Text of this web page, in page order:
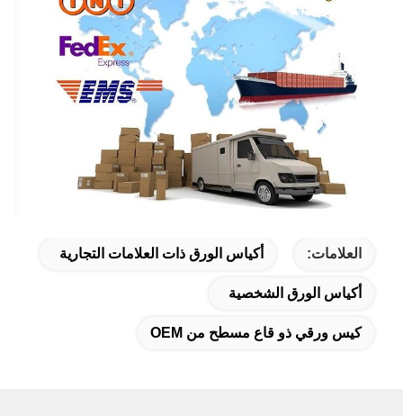
العلامات: أكياس الورق ذات العلامات التجارية
أكياس الورق الشخصية
كيس ورقي ذو قاع مسطح من OEM